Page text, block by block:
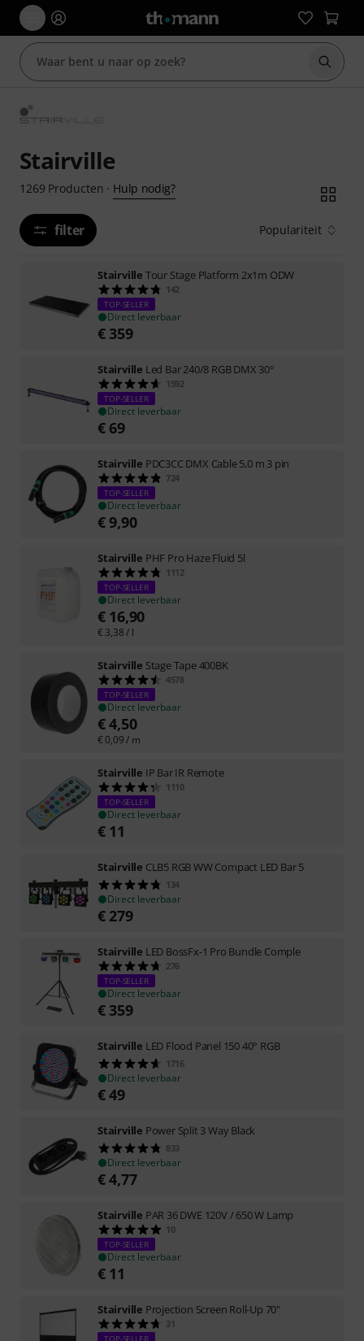
Zoek
Stairville
1269 Producten · Hulp nodig?
filter Populariteit
Stairville Tour Stage Platform 2x1m ODW
142
TOP-SELLER
Direct leverbaar
€ 359
Stairville Led Bar 240/8 RGB DMX 30°
1592
TOP-SELLER
Direct leverbaar
€ 69
Stairville PDC3CC DMX Cable 5,0 m 3 pin
724
TOP-SELLER
Direct leverbaar
€9,90
Stairville PHF Pro Haze Fluid 5l
1112
TOP-SELLER
Direct leverbaar
€ 16,90
€ 3,38/ l
Stairville Stage Tape 400BK
4578
TOP-SELLER
Direct leverbaar
€4,50
€ 0,09/ m
Stairville IP Bar IR Remote
1110
TOP-SELLER
Direct leverbaar
€ 11
Stairville CLB5 RGB WW Compact LED Bar 5
134
Direct leverbaar
€ 279
Stairville LED BossFx-1 Pro Bundle Comple
276
TOP-SELLER
Direct leverbaar
€ 359
Stairville LED Flood Panel 150 40° RGB
1716
Direct leverbaar
€49
Stairville Power Split 3 Way Black
833
Direct leverbaar
€4,77
Stairville PAR 36 DWE 120V / 650 W Lamp
10
TOP-SELLER
Direct leverbaar
€ 11
Stairville Projection Screen Roll-Up 70"
31
TOP-SELLER